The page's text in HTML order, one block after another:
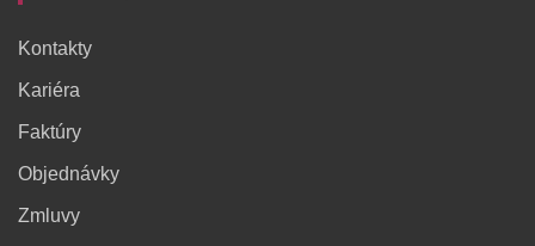
Kontakty
Kariéra
Faktúry
Objednávky
Zmluvy